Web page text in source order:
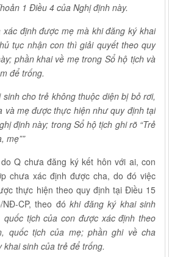
1 Điều 4 của Nghị định này.
định được mẹ mà khi đăng ký khai
tục nhận con thì giải quyết theo quy
phần khai về mẹ trong Sổ hộ tịch và
để trống.
cho trẻ không thuộc diện bị bỏ rơi,
và mẹ được thực hiện như quy định tại
định này; trong Sổ hộ tịch ghi rõ “Trẻ
mẹ””
Q chưa đăng ký kết hôn với ai, con
chưa xác định được cha, do đó việc
thực hiện theo quy định tại Điều 15
NĐ-CP, theo đó khi đăng ký khai sinh
tịch của con được xác định theo
quốc tịch của mẹ; phần ghi về cha
khai sinh của trẻ để trống.